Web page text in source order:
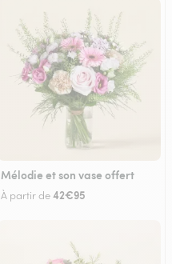
Mélodie et son vase offert
À partir de42€95